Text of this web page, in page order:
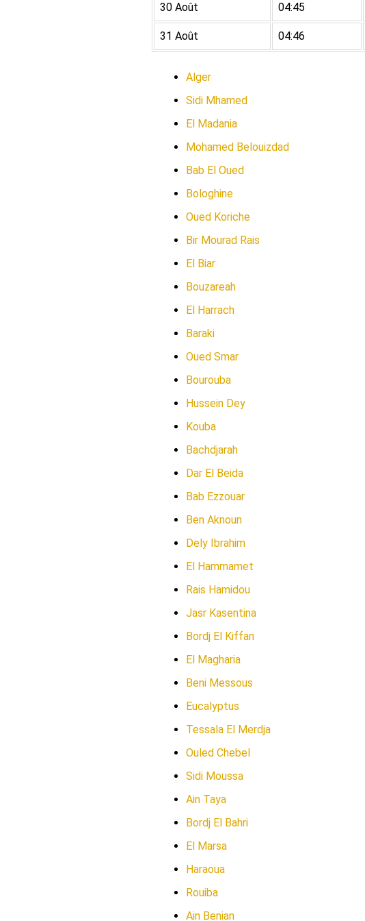
30 Août 04:45
31 Août 04:46
Alger
Sidi Mhamed
El Madania
Mohamed Belouizdad
Bab El Oued
Bologhine
Oued Koriche
Bir Mourad Rais
El Biar
Bouzareah
El Harrach
Baraki
Oued Smar
Bourouba
Hussein Dey
Kouba
Bachdjarah
Dar El Beida
Bab Ezzouar
Ben Aknoun
Dely Ibrahim
El Hammamet
Rais Hamidou
Jasr Kasentina
Bordj El Kiffan
El Magharia
Beni Messous
Eucalyptus
Tessala El Merdja
Ouled Chebel
Sidi Moussa
Ain Taya
Bordj El Bahri
El Marsa
Haraoua
Rouiba
Ain Benian